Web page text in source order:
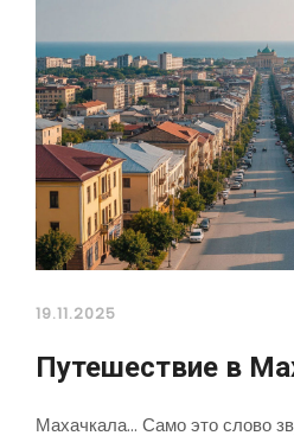
19.11.2025
Путешествие в
Махачкала... Само это слово